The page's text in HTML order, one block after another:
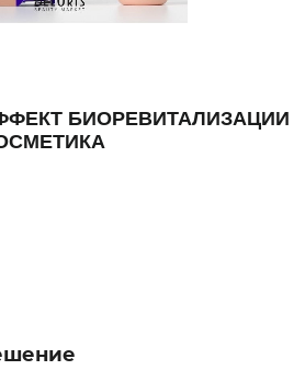
БИОРЕВИТАЛИЗАЦИИ